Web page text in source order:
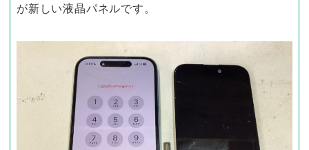
が新しい液晶パネルです。